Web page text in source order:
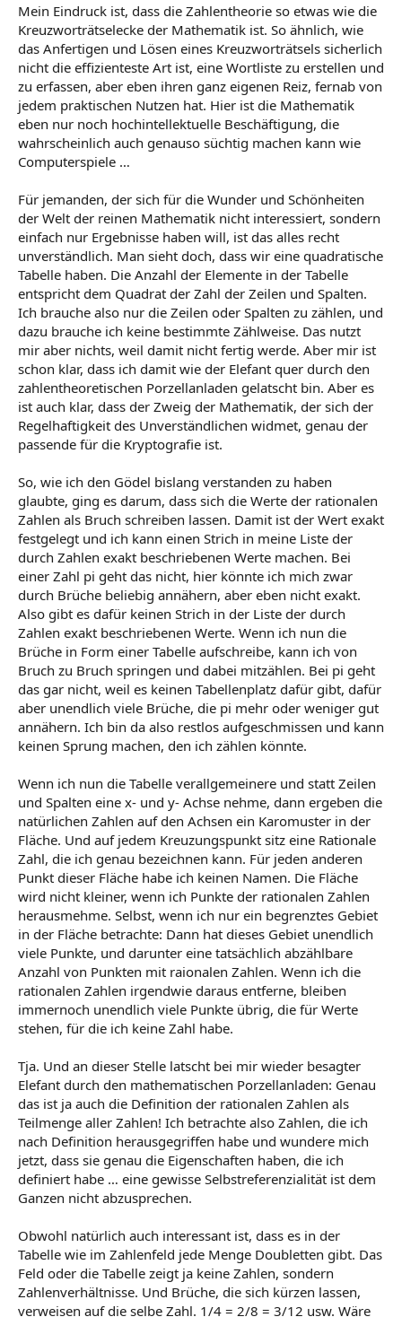
Mein Eindruck ist, dass die Zahlentheorie so etwas wie die
Kreuzworträtselecke der Mathematik ist. So ähnlich, wie
das Anfertigen und Lösen eines Kreuzworträtsels sicherlich
nicht die effizienteste Art ist, eine Wortliste zu erstellen und
zu erfassen, aber eben ihren ganz eigenen Reiz, fernab von
jedem praktischen Nutzen hat. Hier ist die Mathematik
eben nur noch hochintellektuelle Beschäftigung, die
wahrscheinlich auch genauso süchtig machen kann wie
Computerspiele …
Für jemanden, der sich für die Wunder und Schönheiten
der Welt der reinen Mathematik nicht interessiert, sondern
einfach nur Ergebnisse haben will, ist das alles recht
unverständlich. Man sieht doch, dass wir eine quadratische
Tabelle haben. Die Anzahl der Elemente in der Tabelle
entspricht dem Quadrat der Zahl der Zeilen und Spalten.
Ich brauche also nur die Zeilen oder Spalten zu zählen, und
dazu brauche ich keine bestimmte Zählweise. Das nutzt
mir aber nichts, weil damit nicht fertig werde. Aber mir ist
schon klar, dass ich damit wie der Elefant quer durch den
zahlentheoretischen Porzellanladen gelatscht bin. Aber es
ist auch klar, dass der Zweig der Mathematik, der sich der
Regelhaftigkeit des Unverständlichen widmet, genau der
passende für die Kryptografie ist.
So, wie ich den Gödel bislang verstanden zu haben
glaubte, ging es darum, dass sich die Werte der rationalen
Zahlen als Bruch schreiben lassen. Damit ist der Wert exakt
festgelegt und ich kann einen Strich in meine Liste der
durch Zahlen exakt beschriebenen Werte machen. Bei
einer Zahl pi geht das nicht, hier könnte ich mich zwar
durch Brüche beliebig annähern, aber eben nicht exakt.
Also gibt es dafür keinen Strich in der Liste der durch
Zahlen exakt beschriebenen Werte. Wenn ich nun die
Brüche in Form einer Tabelle aufschreibe, kann ich von
Bruch zu Bruch springen und dabei mitzählen. Bei pi geht
das gar nicht, weil es keinen Tabellenplatz dafür gibt, dafür
aber unendlich viele Brüche, die pi mehr oder weniger gut
annähern. Ich bin da also restlos aufgeschmissen und kann
keinen Sprung machen, den ich zählen könnte.
Wenn ich nun die Tabelle verallgemeinere und statt Zeilen
und Spalten eine x- und y- Achse nehme, dann ergeben die
natürlichen Zahlen auf den Achsen ein Karomuster in der
Fläche. Und auf jedem Kreuzungspunkt sitz eine Rationale
Zahl, die ich genau bezeichnen kann. Für jeden anderen
Punkt dieser Fläche habe ich keinen Namen. Die Fläche
wird nicht kleiner, wenn ich Punkte der rationalen Zahlen
herausmehme. Selbst, wenn ich nur ein begrenztes Gebiet
in der Fläche betrachte: Dann hat dieses Gebiet unendlich
viele Punkte, und darunter eine tatsächlich abzählbare
Anzahl von Punkten mit raionalen Zahlen. Wenn ich die
rationalen Zahlen irgendwie daraus entferne, bleiben
immernoch unendlich viele Punkte übrig, die für Werte
stehen, für die ich keine Zahl habe.
Tja. Und an dieser Stelle latscht bei mir wieder besagter
Elefant durch den mathematischen Porzellanladen: Genau
das ist ja auch die Definition der rationalen Zahlen als
Teilmenge aller Zahlen! Ich betrachte also Zahlen, die ich
nach Definition herausgegriffen habe und wundere mich
jetzt, dass sie genau die Eigenschaften haben, die ich
definiert habe … eine gewisse Selbstreferenzialität ist dem
Ganzen nicht abzusprechen.
Obwohl natürlich auch interessant ist, dass es in der
Tabelle wie im Zahlenfeld jede Menge Doubletten gibt. Das
Feld oder die Tabelle zeigt ja keine Zahlen, sondern
Zahlenverhältnisse. Und Brüche, die sich kürzen lassen,
verweisen auf die selbe Zahl. 1/4 = 2/8 = 3/12 usw. Wäre